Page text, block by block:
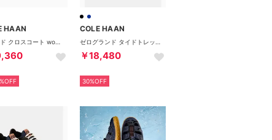
HAAN COLE HAAN
￥18,480
30%OFF